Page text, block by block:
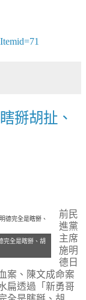
掰胡扯、
完全是瞎掰、胡
前民
進黨
主席
施明
德日
案、陳文成命案
扁透過「新勇哥